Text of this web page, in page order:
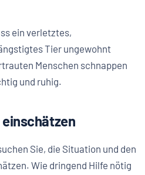
ein verletztes,
Tier ungewohnt
Menschen schnappen
und ruhig.
einschätzen
Sie, die Situation und den
Wie dringend Hilfe nötig